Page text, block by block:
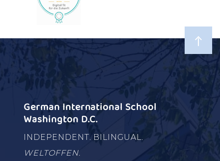
German International School
Washington D.C.
INDEPENDENT. BILINGUAL.
WELTOFFEN.